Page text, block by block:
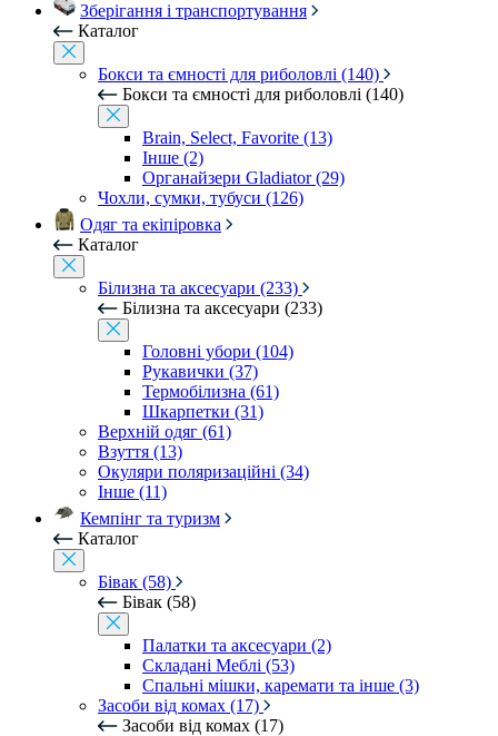
Зберігання і транспортування
Каталог
Бокси та ємності для риболовлі (140)
Бокси та ємності для риболовлі (140)
Brain, Select, Favorite (13)
Інше (2)
Органайзери Gladiator (29)
Чохли, сумки, тубуси (126)
Одяг та екіпіровка
Каталог
Білизна та аксесуари (233)
Білизна та аксесуари (233)
Головні убори (104)
Рукавички (37)
Термобілизна (61)
Шкарпетки (31)
Верхній одяг (61)
Взуття (13)
Окуляри поляризаційні (34)
Інше (11)
Кемпінг та туризм
Каталог
Бівак (58)
Бівак (58)
Палатки та аксесуари (2)
Складані Меблі (53)
Спальні мішки, каремати та інше (3)
Засоби від комах (17)
Засоби від комах (17)